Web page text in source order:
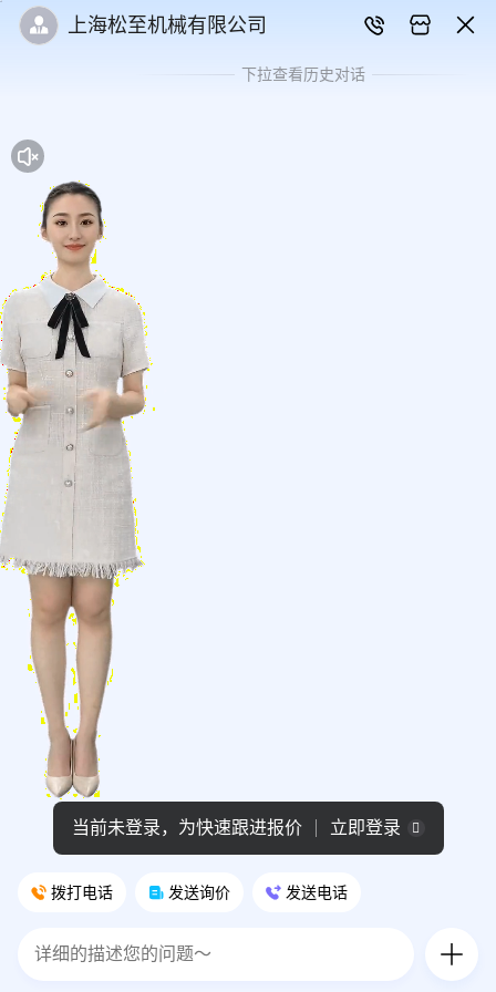
上海松至机械有限公司
下拉查看历史对话
拨打电话 发送询价 发送电话
当前未登录，为快速跟进报价 立即登录